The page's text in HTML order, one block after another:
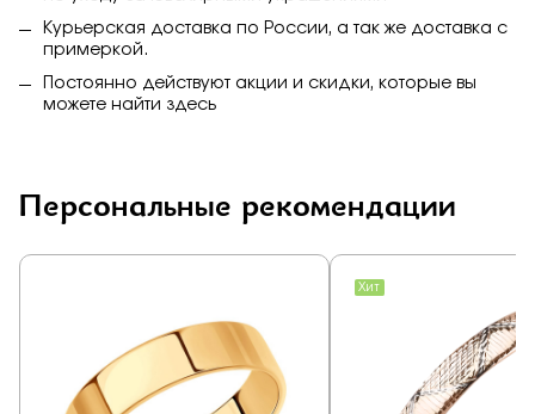
Курьерская доставка по России, а так же доставка с
примеркой.
Постоянно действуют акции и скидки, которые вы
можете найти здесь
Персональные рекомендации